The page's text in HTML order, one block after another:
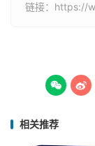
链接： https://
 
相关推荐